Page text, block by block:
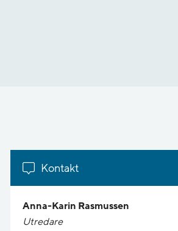
Kontakt
Anna-Karin Rasmussen
Utredare